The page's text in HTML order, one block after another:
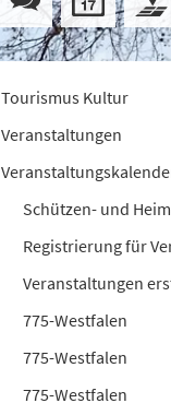
Tourismus Kultur
Veranstaltungen
Schützen- und
Registrierung für
Veranstaltungen
775-Westfalen
775-Westfalen
775-Westfalen